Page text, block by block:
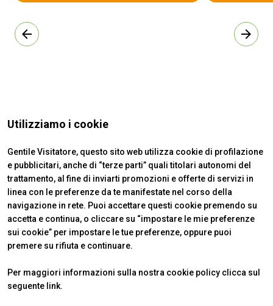
arrow_back arrow_forward
Utilizziamo i cookie
Gentile Visitatore, questo sito web utilizza cookie di profilazione
e pubblicitari, anche di “terze parti” quali titolari autonomi del
trattamento, al fine di inviarti promozioni e offerte di servizi in
linea con le preferenze da te manifestate nel corso della
navigazione in rete. Puoi accettare questi cookie premendo su
accetta e continua, o cliccare su “impostare le mie preferenze
sui cookie” per impostare le tue preferenze, oppure puoi
premere su rifiuta e continuare.
Per maggiori informazioni sulla nostra cookie policy clicca sul
seguente link.
ABOUT
IBE Intermobility Future Ways
Newsletter
VISITARE
Perché visitare
ESPORRE
Perché esporre
Info utili
INFO UTILI